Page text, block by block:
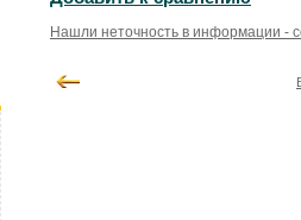
Нашли неточность в информации -